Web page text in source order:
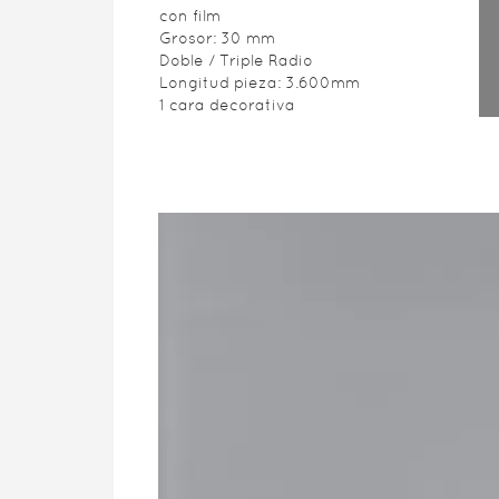
con film
Grosor: 30 mm
Doble / Triple Radio
Longitud pieza: 3.600mm
1 cara decorativa